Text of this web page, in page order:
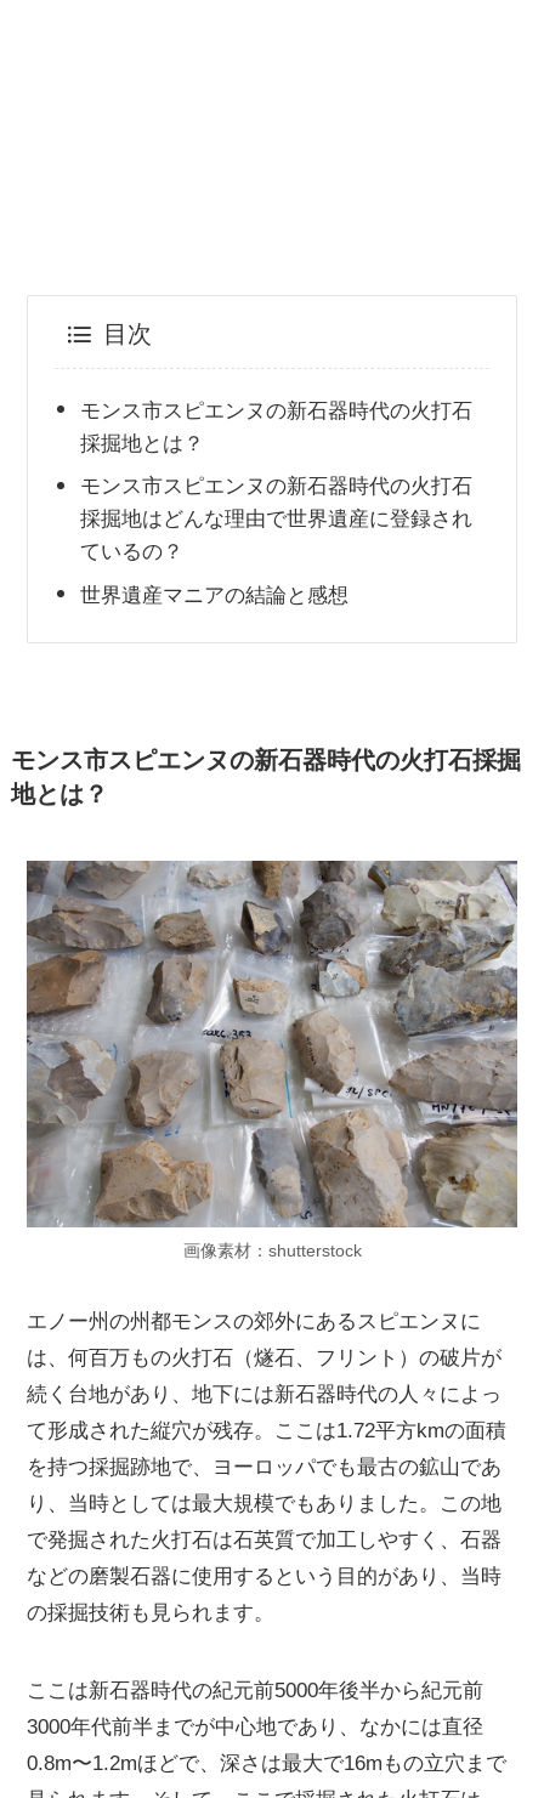
目次
モンス市スピエンヌの新石器時代の火打石
採掘地とは？
モンス市スピエンヌの新石器時代の火打石
採掘地はどんな理由で世界遺産に登録され
ているの？
世界遺産マニアの結論と感想
モンス市スピエンヌの新石器時代の火打石採掘
地とは？
画像素材：shutterstock
エノー州の州都モンスの郊外にあるスピエンヌに
は、何百万もの火打石（燧石、フリント）の破片が
続く台地があり、地下には新石器時代の人々によっ
て形成された縦穴が残存。ここは1.72平方kmの面積
を持つ採掘跡地で、ヨーロッパでも最古の鉱山であ
り、当時としては最大規模でもありました。この地
で発掘された火打石は石英質で加工しやすく、石器
などの磨製石器に使用するという目的があり、当時
の採掘技術も見られます。
ここは新石器時代の紀元前5000年後半から紀元前
3000年代前半までが中心地であり、なかには直径
0.8m〜1.2mほどで、深さは最大で16mもの立穴まで